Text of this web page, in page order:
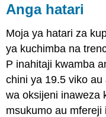
Anga hatari
Moja ya hatari za
ya kuchimba na
P inahitaji kwamba
chini ya 19.5 viko
wa oksijeni inaweza
msukumo au